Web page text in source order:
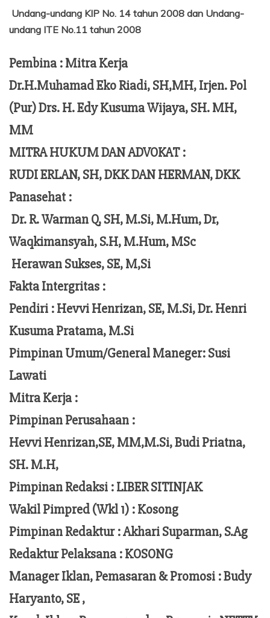
Undang-undang KIP No. 14 tahun 2008 dan Undang-
undang ITE No.11 tahun 2008
Pembina : Mitra Kerja
Dr.H.Muhamad Eko Riadi, SH,MH, Irjen. Pol
(Pur) Drs. H. Edy Kusuma Wijaya, SH. MH,
MM
MITRA HUKUM DAN ADVOKAT :
RUDI ERLAN, SH, DKK DAN HERMAN, DKK
Panasehat :
Dr. R. Warman Q, SH, M.Si, M.Hum,Dr,
Waqkimansyah, S.H, M.Hum, MSc
Herawan Sukses, SE, M,Si
Fakta Intergritas :
Pendiri :Hevvi Henrizan, SE, M.Si, Dr. Henri
Kusuma Pratama, M.Si
Pimpinan Umum/General Maneger:Susi
Lawati
Mitra Kerja :
Pimpinan Perusahaan :
Hevvi Henrizan,SE, MM,M.Si,Budi Priatna,
SH. M.H,
Pimpinan Redaksi :LIBER SITINJAK
Wakil Pimpred (Wkl 1) : Kosong
Pimpinan Redaktur :Akhari Suparman, S.Ag
Redaktur Pelaksana :KOSONG
Manager Iklan, Pemasaran & Promosi :Budy
Haryanto, SE ,